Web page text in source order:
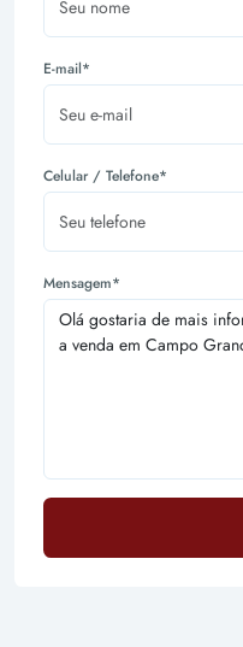
E-mail*
Celular / Telefone*
Mensagem*